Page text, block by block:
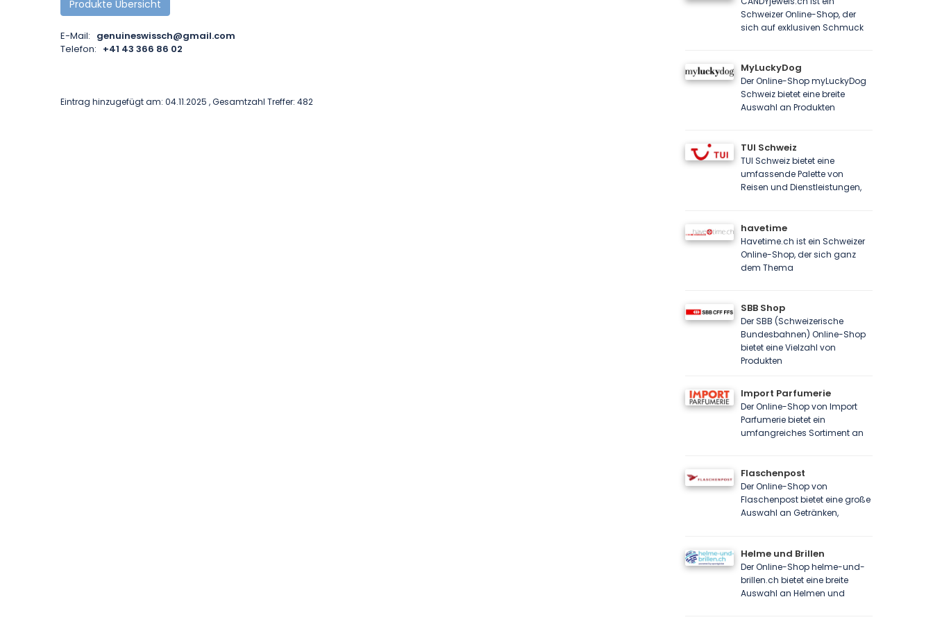
Produkte Übersicht
E-Mail: genuineswissch@gmail.com
Telefon: +41 43 366 86 02
Eintrag hinzugefügt am: 04.11.2025 , Gesamtzahl Treffer: 482
Schweizer Online-Shop, der
sich auf exklusiven Schmuck
MyLuckyDog
Der Online-Shop myLuckyDog
Schweiz bietet eine breite
Auswahl an Produkten
TUI Schweiz
TUI Schweiz bietet eine
umfassende Palette von
Reisen und Dienstleistungen,
havetime
Havetime.ch ist ein Schweizer
Online-Shop, der sich ganz
dem Thema
SBB Shop
Der SBB (Schweizerische
Bundesbahnen) Online-Shop
bietet eine Vielzahl von
Produkten
Import Parfumerie
Der Online-Shop von Import
Parfumerie bietet ein
umfangreiches Sortiment an
Flaschenpost
Der Online-Shop von
Flaschenpost bietet eine große
Auswahl an Getränken,
Helme und Brillen
Der Online-Shop helme-und-
brillen.ch bietet eine breite
Auswahl an Helmen und